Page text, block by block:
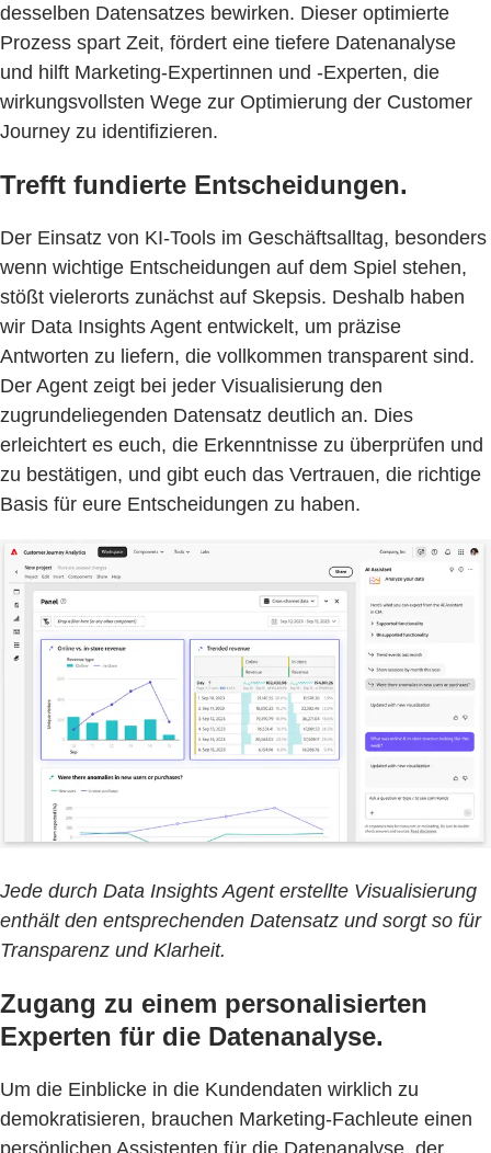
desselben Datensatzes bewirken. Dieser optimierte
Prozess spart Zeit, fördert eine tiefere Datenanalyse
und hilft Marketing-Expertinnen und -Experten, die
wirkungsvollsten Wege zur Optimierung der Customer
Journey zu identifizieren.
Trefft fundierte Entscheidungen.
Der Einsatz von KI-Tools im Geschäftsalltag, besonders
wenn wichtige Entscheidungen auf dem Spiel stehen,
stößt vielerorts zunächst auf Skepsis. Deshalb haben
wir Data Insights Agent entwickelt, um präzise
Antworten zu liefern, die vollkommen transparent sind.
Der Agent zeigt bei jeder Visualisierung den
zugrundeliegenden Datensatz deutlich an. Dies
erleichtert es euch, die Erkenntnisse zu überprüfen und
zu bestätigen, und gibt euch das Vertrauen, die richtige
Basis für eure Entscheidungen zu haben.
Jede durch Data Insights Agent erstellte Visualisierung
enthält den entsprechenden Datensatz und sorgt so für
Transparenz und Klarheit.
Zugang zu einem personalisierten
Experten für die Datenanalyse.
Um die Einblicke in die Kundendaten wirklich zu
demokratisieren, brauchen Marketing-Fachleute einen
persönlichen Assistenten für die Datenanalyse, der